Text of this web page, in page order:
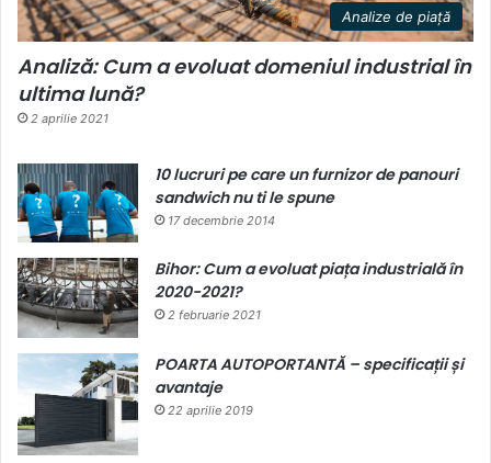
Analize de piață
Analiză: Cum a evoluat domeniul industrial în
ultima lună?
2 aprilie 2021
10 lucruri pe care un furnizor de panouri
sandwich nu ti le spune
17 decembrie 2014
Bihor: Cum a evoluat piața industrială în
2020-2021?
2 februarie 2021
POARTA AUTOPORTANTĂ – specificații și
avantaje
22 aprilie 2019